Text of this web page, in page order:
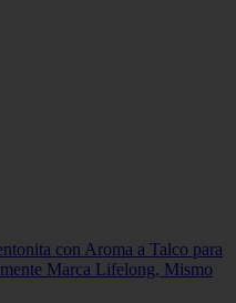
con Aroma a Talco para
Marca Lifelong, Mismo